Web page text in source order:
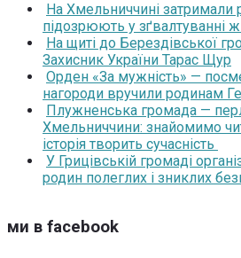
На Хмельниччині затримали
підозрюють у зґвалтуванні
На щиті до Берездівської
Захисник України Тарас Щур
Орден «За мужність» —
нагороди вручили родинам
Плужненська громада —
Хмельниччини: знайомимо
історія творить сучасність
У Грицівській громаді
родин полеглих і зниклих
ми в facebook